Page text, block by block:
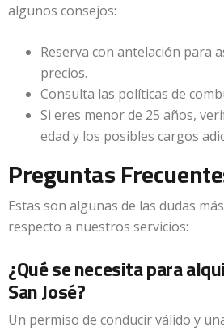
algunos consejos:
Reserva con antelación para
precios.
Consulta las políticas de
Si eres menor de 25 años,
edad y los posibles cargos
Preguntas
Estas son algunas de las dudas
respecto a nuestros servicios:
¿Qué se necesita para
San José?
Un permiso de conducir válido y